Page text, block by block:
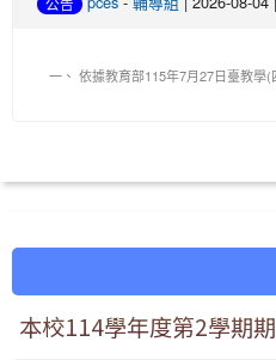
一、 依據教育部115年7月27日臺教
本校114學年度第2學期